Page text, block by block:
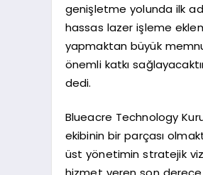
genişletme yolunda ilk
hassas lazer işleme
yapmaktan büyük
önemli katkı
dedi.
Blueacre Technology
ekibinin bir parçası
üst yönetimin stratejik